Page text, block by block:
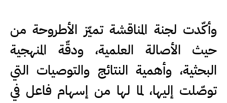
وأكّدت لجنة المناقشة تميّز الأطروحة من
حيث الأصالة العلمية، ودقّة المنهجية
البحثية، وأهمية النتائج والتوصيات التي
توصّلت إليها، لما لها من إسهام فاعل في